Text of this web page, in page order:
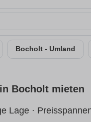
Bocholt - Umland
Bocholt mieten
Lage ·